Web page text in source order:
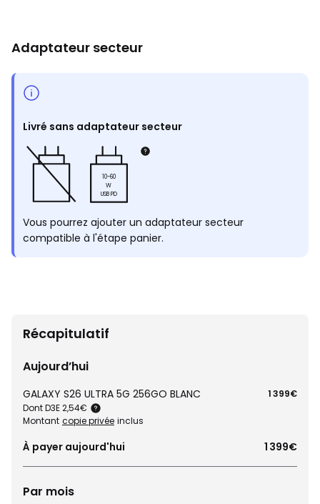
Adaptateur secteur
Livré sans adaptateur secteur
10-60
W
USB PD
Vous pourrez ajouter un adaptateur secteur
compatible à l'étape panier.
Récapitulatif
Aujourd’hui
GALAXY S26 ULTRA 5G 256GO BLANC
Dont D3E 2,54€
Montant copie privée inclus
1 399€
À payer aujourd'hui 1 399€
Par mois